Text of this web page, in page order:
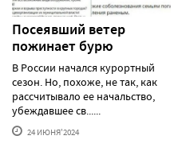
Посеявший ветер
пожинает бурю
В России начался курортный
сезон. Но, похоже, не так, как
рассчитывало ее начальство,
убеждавшее св......
24 ИЮНЯ'2024